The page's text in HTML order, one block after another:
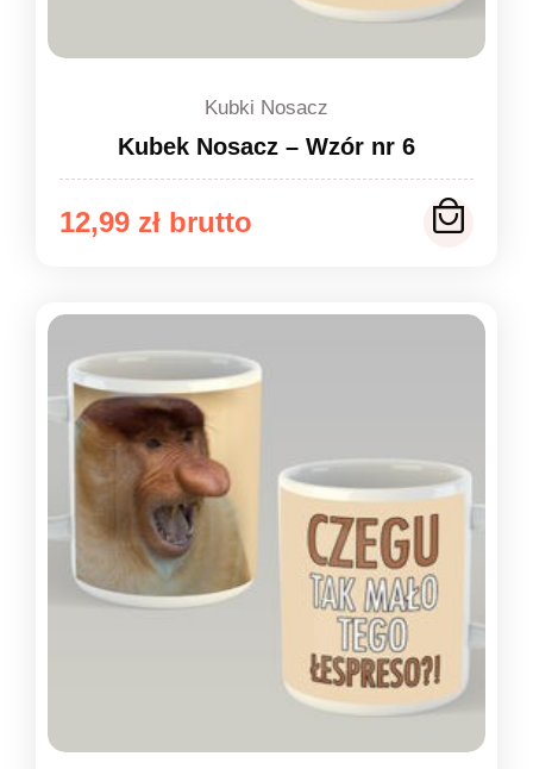
Kubki Nosacz
Kubek Nosacz – Wzór nr 6
12,99 zł